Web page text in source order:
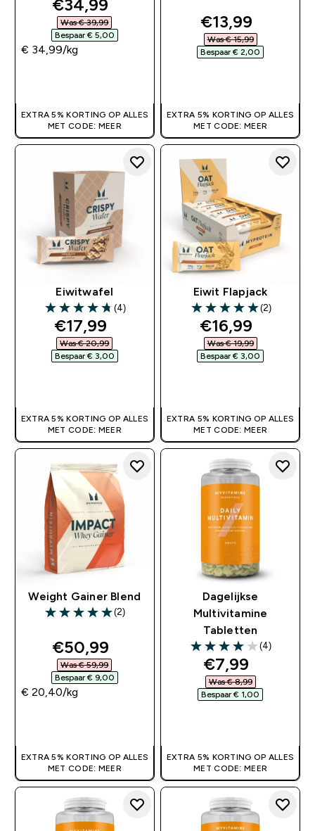
discounted price
€34,99‎
Was € 39,99‎
Bespaar € 5,00‎
€ 34,99‎/kg
EXTRA 5% KORTING OP ALLES
MET CODE: MEER
discounted
€13,99‎
Was € 15,99‎
Bespaar € 2,00‎
EXTRA 5% KORTING OP ALLES
MET CODE: MEER
Eiwitwafel
4.75 out of 5 stars
(4)
discounted price
€17,99‎
Was € 20,99‎
Bespaar € 3,00‎
EXTRA 5% KORTING OP ALLES
MET CODE: MEER
Eiwit Flapjack
5 out of 5 stars
(2)
discounted
€16,99‎
Was € 19,99‎
Bespaar € 3,00‎
EXTRA 5% KORTING OP ALLES
MET CODE: MEER
Weight Gainer Blend
5 out of 5 stars
(2)
discounted price
€50,99‎
Was € 59,99‎
Bespaar € 9,00‎
€ 20,40‎/kg
EXTRA 5% KORTING OP ALLES
MET CODE: MEER
Dagelijkse
Multivitamine
Tabletten
4 out of 5 stars
(4)
discounted
€7,99‎
Was € 8,99‎
Bespaar € 1,00‎
EXTRA 5% KORTING OP ALLES
MET CODE: MEER